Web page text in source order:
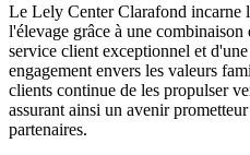
Le Lely Center Clarafond incarne
l'élevage grâce à une
service client exceptionnel et
engagement envers les valeurs
clients continue de les propulser
assurant ainsi un avenir
partenaires.